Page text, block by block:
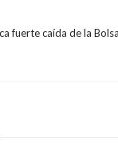
fuerte caída de la